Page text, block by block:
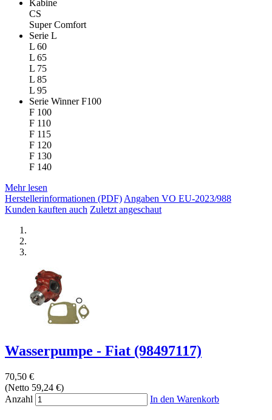
Kabine
CS
Super Comfort
Serie L
L 60
L 65
L 75
L 85
L 95
Serie Winner F100
F 100
F 110
F 115
F 120
F 130
F 140
Mehr lesen
Herstellerinformationen (PDF)Angaben VO EU-2023/988
Kunden kauften auch Zuletzt angeschaut
Wasserpumpe - Fiat (98497117)
70,50 €
(Netto 59,24 €)
Anzahl
In den Warenkorb